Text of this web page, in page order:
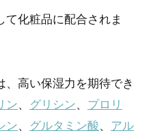
て化粧品に配合されま
、高い保湿力を期待でき
ン、 グリシン、 プロリ
ン、 グルタミン酸、 アル